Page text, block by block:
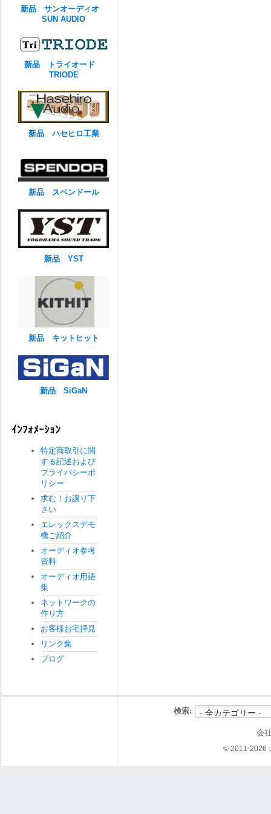
新品 サンオーディオ
SUN AUDIO
新品 トライオード
TRIODE
新品 ハセヒロ工業
新品 スペンドール
新品 YST
新品 キットヒット
新品 SiGaN
ｲﾝﾌｫﾒｰｼｮﾝ
特定商取引に関
する記述および
プライバシーポ
リシー
求む！お譲り下
さい
エレックスデモ
機ご紹介
オーディオ参考
資料
オーディオ用語
集
ネットワークの
作り方
お客様お宅拝見
リンク集
ブログ
検索:
会
© 2011-2026